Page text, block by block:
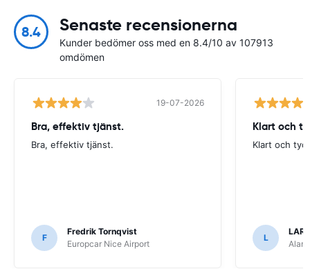
8.4 Senaste recensionerna
Kunder bedömer oss med en 8.4/10 av 107913
omdömen
19-07-2026
Bra, effektiv tjänst.
Bra, effektiv tjänst.
F
Fredrik Tornqvist
Europcar Nice Airport
Klart och
Klart och
L